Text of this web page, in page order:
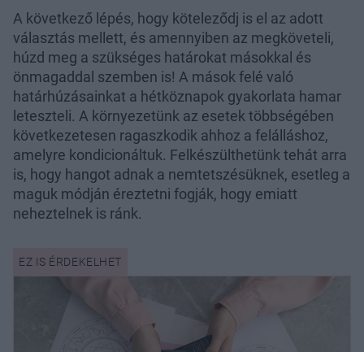
A következő lépés, hogy köteleződj is el az adott
választás mellett, és amennyiben az megköveteli,
húzd meg a szükséges határokat másokkal és
önmagaddal szemben is! A mások felé való
határhúzásainkat a hétköznapok gyakorlata hamar
leteszteli. A környezetünk az esetek többségében
következetesen ragaszkodik ahhoz a felálláshoz,
amelyre kondicionáltuk. Felkészülthetünk tehát arra
is, hogy hangot adnak a nemtetszésüknek, esetleg a
maguk módján éreztetni fogják, hogy emiatt
neheztelnek is ránk.